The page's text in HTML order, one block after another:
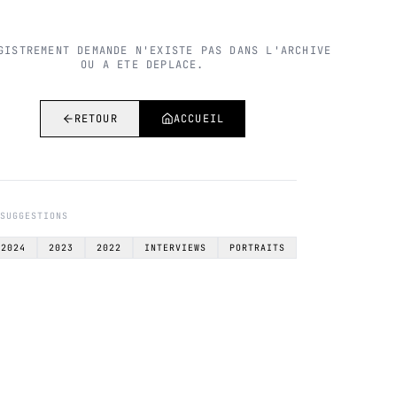
DEMANDE N'EXISTE PAS DANS L'ARCHIVE
OU A ETE DEPLACE.
RETOUR ACCUEIL
SUGGESTIONS
2024 2023 2022 INTERVIEWS PORTRAITS